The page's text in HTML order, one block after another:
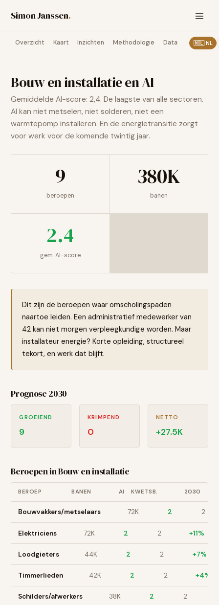
Simon Janssen.
Overzicht Kaart Inzichten Methodologie Data 🇳🇱 NL
Bouw en installatieen AI
Gemiddelde AI-score: 2,4. De laagste van alle sectoren.
AI kan niet metselen, niet solderen, niet een
warmtepomp installeren. En de energietransitie zorgt
voor werk voor de komende twintig jaar.
9
beroepen
380K
banen
2.4
gem. AI-score
Dit zijn de beroepen waar omscholingspaden
naartoe leiden. Een administratief medewerker van
42 kan niet morgen verpleegkundige worden. Maar
installateur energie? Korte opleiding, structureel
tekort, en werk dat blijft.
Prognose 2030
GROEIEND
9
KRIMPEND
0
NETTO
+27.5K
Beroepen inBouw en installatie
BEROEP BANEN AI KWETSB. 2030
Bouwvakkers/metselaars 72K 2 2
Elektriciens 72K 2 2 +11%
Loodgieters 44K 2 2 +7%
Timmerlieden 42K 2 2 +4%
Schilders/afwerkers 38K 2 2